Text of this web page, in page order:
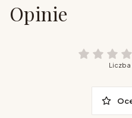
Opinie